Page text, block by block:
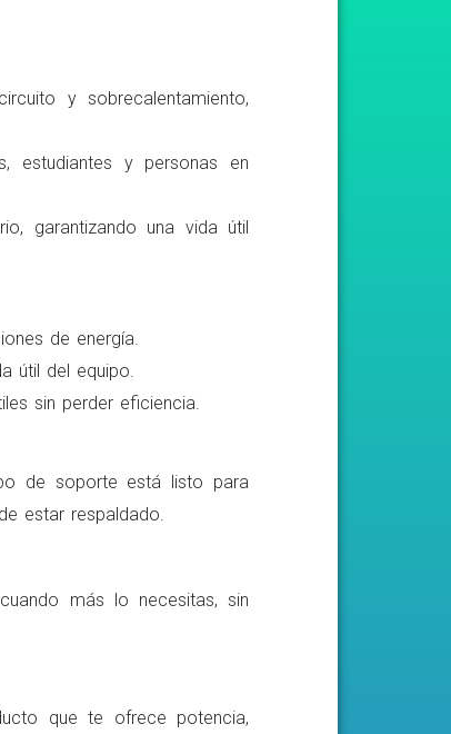
y sobrecalentamiento,
estudiantes y personas en
garantizando una vida útil
de energía.
útil del equipo.
sin perder eficiencia.
de soporte está listo para
estar respaldado.
más lo necesitas, sin
que te ofrece potencia,